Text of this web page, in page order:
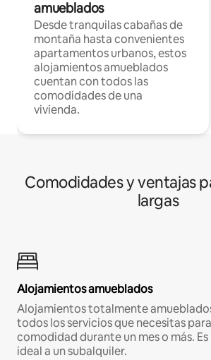
amueblados
Desde tranquilas cabañas de
montaña hasta convenientes
apartamentos urbanos, estos
alojamientos amueblados
cuentan con todos las
comodidades de una
vivienda.
Comodidades y ventajas
largas
Alojamientos amueblados
Alojamientos totalmente
todos los servicios que necesitas
comodidad durante un mes o más.
ideal a un subalquiler.